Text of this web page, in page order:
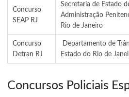
Concurso
SEAP RJ
Secretaria de Estado
Administração
Rio de Janeiro
Concurso
Detran RJ
Departamento de
Estado do Rio de
Concursos Policiais